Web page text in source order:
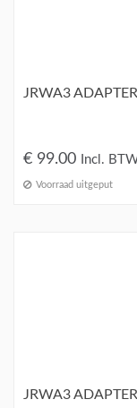
JRWA3
€ 99.00 Incl.
Voorraad uitgeput
JRWA3